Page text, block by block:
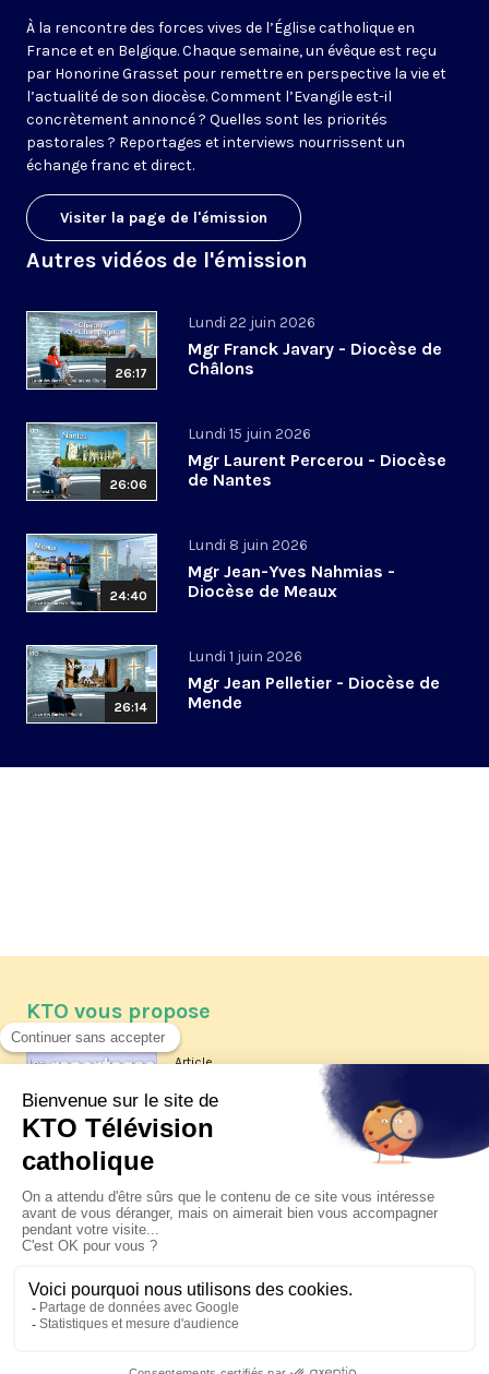
À la rencontre des forces vives de l’Église catholique en
France et en Belgique. Chaque semaine, un évêque est reçu
par Honorine Grasset pour remettre en perspective la vie et
l’actualité de son diocèse. Comment l’Evangile est-il
concrètement annoncé ? Quelles sont les priorités
pastorales ? Reportages et interviews nourrissent un
échange franc et direct.
Visiter la page de l'émission
Autres vidéos de l'émission
26:17
Lundi 22 juin 2026
Mgr Franck Javary - Diocèse de
Châlons
26:06
Lundi 15 juin 2026
Mgr Laurent Percerou - Diocèse
de Nantes
24:40
Lundi 8 juin 2026
Mgr Jean-Yves Nahmias -
Diocèse de Meaux
26:14
Lundi 1 juin 2026
Mgr Jean Pelletier - Diocèse de
Mende
KTO vous propose
Article
Les reportages d'été 2026 de KTO
La visite pastorale du pape Léon
XIV à Assise à suivre sur KTO le
jeudi 6 août
Le pape en Uruguay, Argentine et
Pérou du 6 au 17 novembre 2026